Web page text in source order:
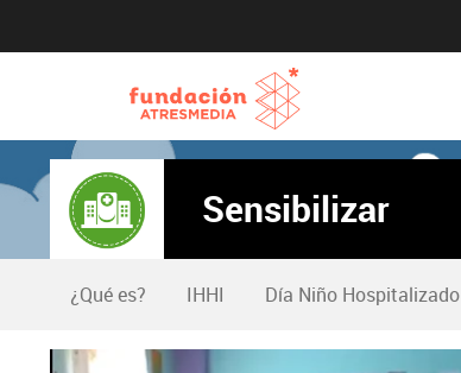
Sensibilizar
¿Qué es? IHHI Día Niño Hospitalizado